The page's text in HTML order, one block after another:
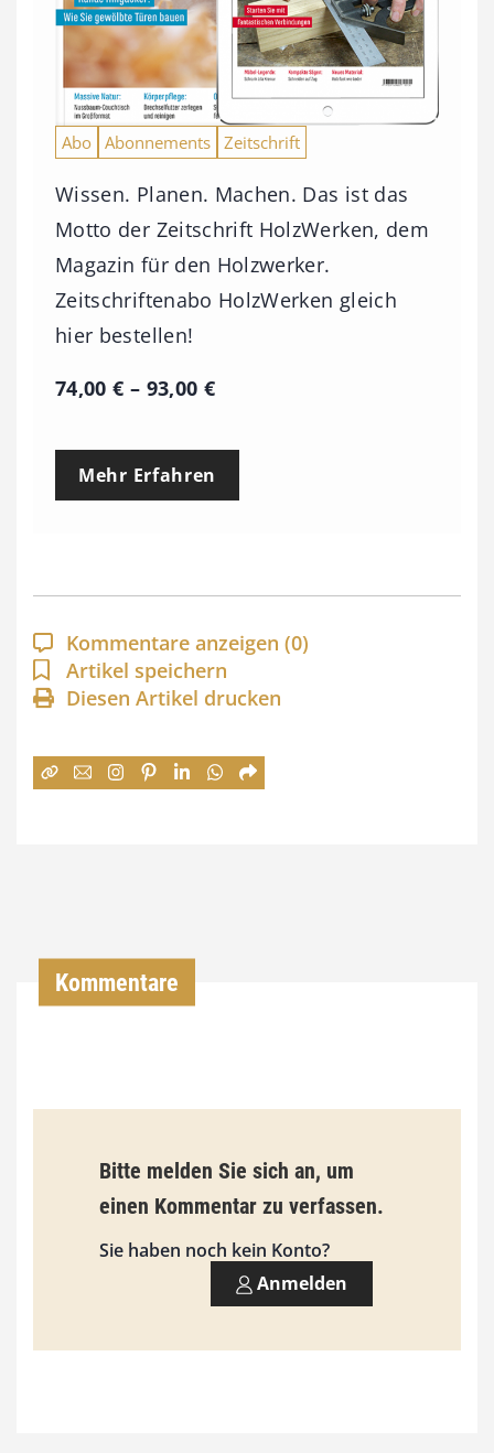
Abo Abonnements Zeitschrift
Wissen. Planen. Machen. Das ist das
Motto der Zeitschrift HolzWerken, dem
Magazin für den Holzwerker.
Zeitschriftenabo HolzWerken gleich
hier bestellen!
74,00€ – 93,00 €P
e
p
a
n
n
:
9
3
0
0
Mehr Erfahren
Kommentare anzeigen (0)
Artikel speichern
Diesen Artikel drucken
Kommentare
Bitte melden Sie sich an, um
einen Kommentar zu verfassen.
Sie haben noch kein Konto?
Anmelden